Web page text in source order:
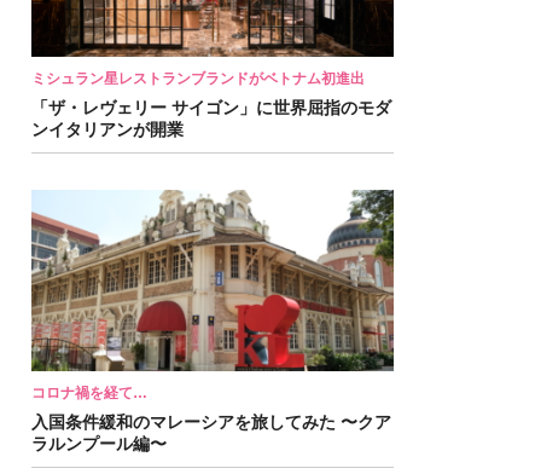
ミシュラン星レストランブランドがベトナム初進出
「ザ・レヴェリー サイゴン」に世界屈指のモダ
ンイタリアンが開業
コロナ禍を経て…
入国条件緩和のマレーシアを旅してみた 〜クア
ラルンプール編〜